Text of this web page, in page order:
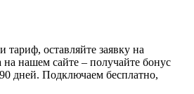
оставляйте заявку на
нашем сайте – получайте бонус
дней. Подключаем бесплатно,